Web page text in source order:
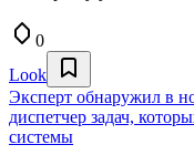
0
Look
Эксперт обнаружил в
диспетчер задач,
системы